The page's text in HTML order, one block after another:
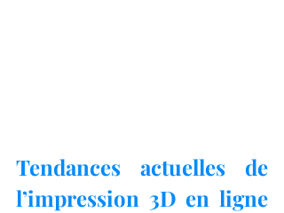
Tendances actuelles de
l’impression 3D en ligne